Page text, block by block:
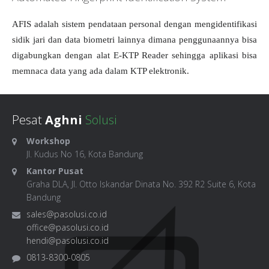
AFIS adalah sistem pendataan personal dengan mengidentifikasi
sidik jari dan data biometri lainnya dimana penggunaannya bisa
digabungkan dengan alat E-KTP Reader sehingga aplikasi bisa
memnaca data yang ada dalam KTP elektronik.
PesatAghni Solusi
Workshop
Jl. Kudus No 16, Kota Bandung
Kantor Pusat
Graha DLA, Jl. Otto Iskandar Dinata No. 392 R2 Suite 6, Kota
Bandung
sales@pasolusi.co.id
office@pasolusi.co.id
hendi@pasolusi.co.id
0813-8300-0805